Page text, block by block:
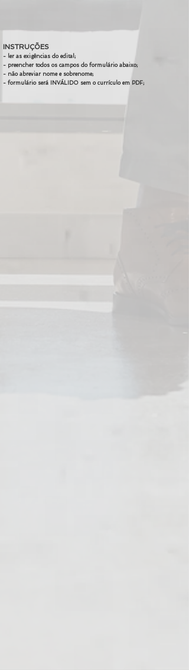
INSTRUÇÕES
- ler as exigências do edital;
- preencher todos os campos do formulário abaixo;
- não abreviar nome e sobrenome;
- formulário será INVÁLIDO sem o currículo em PDF;